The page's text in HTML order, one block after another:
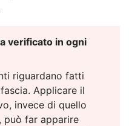
verificato in ogni
riguardano fatti
Applicare il
invece di quello
può far apparire